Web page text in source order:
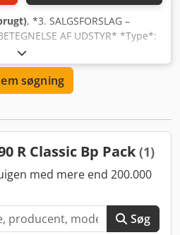
, *3. SALGSFORSLAG –
AF UDSTYR* *Type*:
gulvvasker *Mærke / Model*:
R Bp Pack *År*: Anslået 2012-
TEKNISKE SPECIFIKATIONER*
90 cm, 2 diskbørster
06/2026 Drifttid 3,5 til 4
58 t Næsten som ny Cjdpfx
06/2026 Faktura medfølger
80% levetid tilbage
og børstning godkendt
søgning
R Classic Bp Pack (1)
med mere end 200.000
Søg